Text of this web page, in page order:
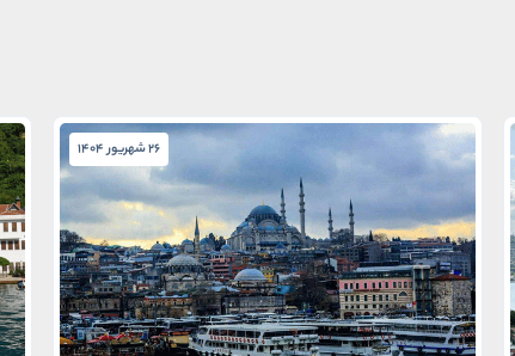
26 شهریور 1404